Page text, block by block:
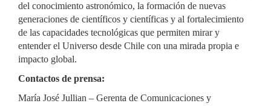
del conocimiento astronómico, la formación de nuevas
generaciones de científicos y científicas y al fortalecimiento
de las capacidades tecnológicas que permiten mirar y
entender el Universo desde Chile con una mirada propia e
impacto global.
Contactos de prensa:
María José Jullian – Gerenta de Comunicaciones y